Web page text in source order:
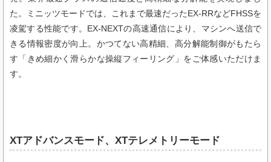
た。ミニッツモードでは、これまで最速だったEX-RRなどFHSSを
凌駕する性能です。EX-NEXTの高速通信により、マシンへ送信で
きる情報密度が向上。かつてない高精細、高分解能制御がもたら
す「きめ細かく滑らかな操縦フィーリング」をご体感いただけま
す。
XTアドバンスモード、XTテレメトリーモード